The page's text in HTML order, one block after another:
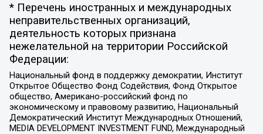
* Перечень иностранных и международных
неправительственных организаций,
деятельность которых признана
нежелательной на территории Российской
Федерации:
Национальный фонд в поддержку демократии, Институт
Открытое Общество Фонд Содействия, Фонд Открытое
общество, Американо-российский фонд по
экономическому и правовому развитию, Национальный
Демократический Институт Международных Отношений,
MEDIA DEVELOPMENT INVESTMENT FUND, Международный